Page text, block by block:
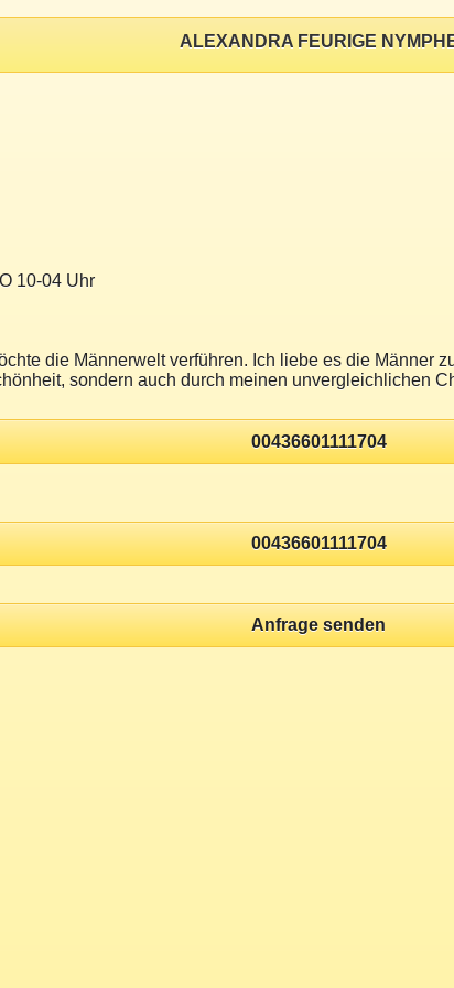
ALEXANDRA FEURIGE
10-04 Uhr
die Männerwelt verführen. Ich liebe es die Männer
sondern auch durch meinen unvergleichlichen
00436601111704
00436601111704
Anfrage senden